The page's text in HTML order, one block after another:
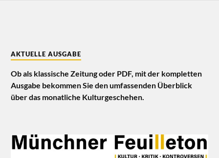
AKTUELLE AUSGABE
Ob als klassische Zeitung oder PDF, mit der kompletten
Ausgabe bekommen Sie den umfassenden Überblick
über das monatliche Kulturgeschehen.